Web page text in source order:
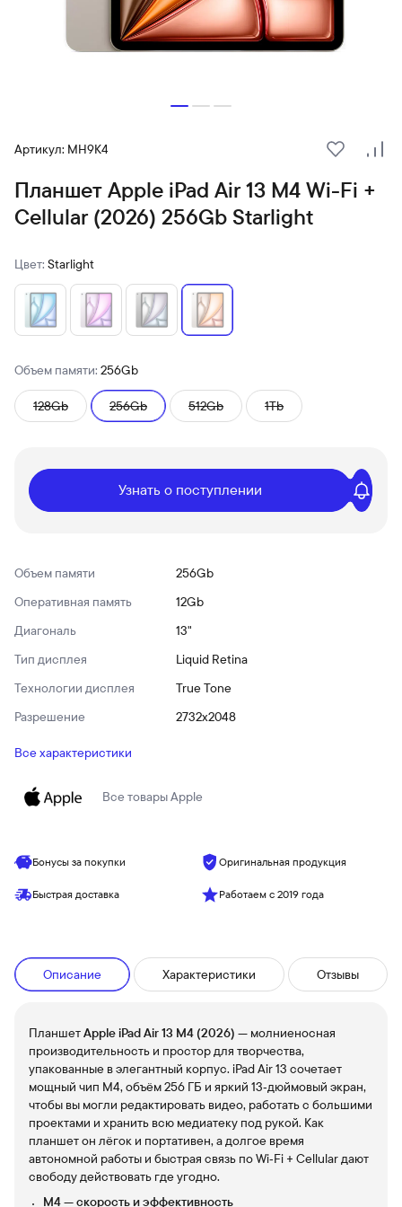
Артикул: MH9K4
В
Планшет Apple iPad Air 13 M4 Wi-Fi +
Cellular (2026) 256Gb Starlight
Цвет: Starlight
Объем памяти: 256Gb
128Gb 256Gb 512Gb 1Tb
Узнать о поступлении
Объем памяти
256Gb
Оперативная память
12Gb
Диагональ
13"
Тип дисплея
Liquid Retina
Технологии дисплея
True Tone
Разрешение
2732x2048
Все характеристики
Все товарыApple
Бонусы за покупки Оригинальная продукция
Быстрая доставка Работаем с 2019 года
Описание Характеристики Отзывы
ПланшетApple iPad Air 13 M4 (2026) — молниеносная
производительность и простор для творчества,
упакованные в элегантный корпус. iPad Air 13 сочетает
мощный чип M4, объём 256 ГБ и яркий 13‑дюймовый экран,
чтобы вы могли редактировать видео, работать с большими
проектами и хранить всю медиатеку под рукой. Как
планшет он лёгок и портативен, а долгое время
автономной работы и быстрая связь по Wi‑Fi + Cellular дают
свободу действовать где угодно.
M4 — скорость и эффективность